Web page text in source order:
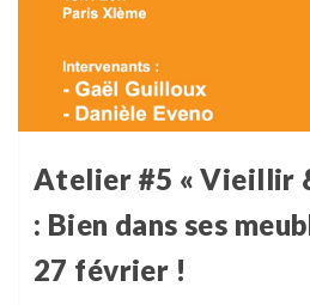
Atelier #5 « Vieillir
: Bien dans ses
27 février !